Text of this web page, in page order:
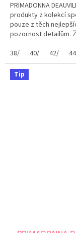
PRIMADONNA
produkty z kolekcí
pouze z těch
pozornost detailům.
38/
40/ 42/
Tip